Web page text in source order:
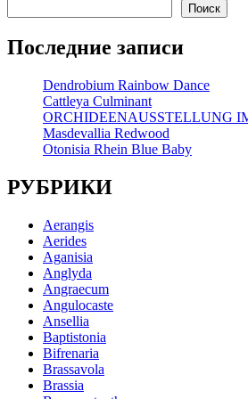
Поиск
Последние записи
Dendrobium Rainbow Dance
Cattleya Culminant
ORCHIDEENAUSSTELLUNG
Masdevallia Redwood
Otonisia Rhein Blue Baby
РУБРИКИ
Aerangis
Aerides
Aganisia
Anglyda
Angraecum
Angulocaste
Ansellia
Baptistonia
Bifrenaria
Brassavola
Brassia